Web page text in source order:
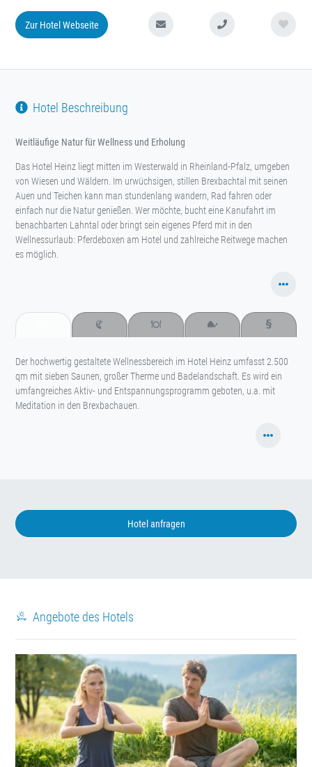
Zur Hotel Webseite
Hotel Beschreibung
Weitläufige Natur für Wellness und Erholung
Das Hotel Heinz liegt mitten im Westerwald in Rheinland-Pfalz, umgeben
von Wiesen und Wäldern. Im urwüchsigen, stillen Brexbachtal mit seinen
Auen und Teichen kann man stundenlang wandern, Rad fahren oder
einfach nur die Natur genießen. Wer möchte, bucht eine Kanufahrt im
benachbarten Lahntal oder bringt sein eigenes Pferd mit in den
Wellnessurlaub: Pferdeboxen am Hotel und zahlreiche Reitwege machen
es möglich.
Der hochwertig gestaltete Wellnessbereich im Hotel Heinz umfasst 2.500
qm mit sieben Saunen, großer Therme und Badelandschaft. Es wird ein
umfangreiches Aktiv- und Entspannungsprogramm geboten, u.a. mit
Meditation in den Brexbachauen.
Hotel anfragen
Angebote des Hotels